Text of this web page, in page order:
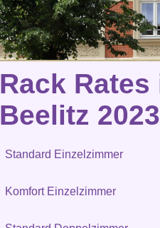
Rack
Beelitz 2023
Standard Einzelzimmer
Komfort Einzelzimmer